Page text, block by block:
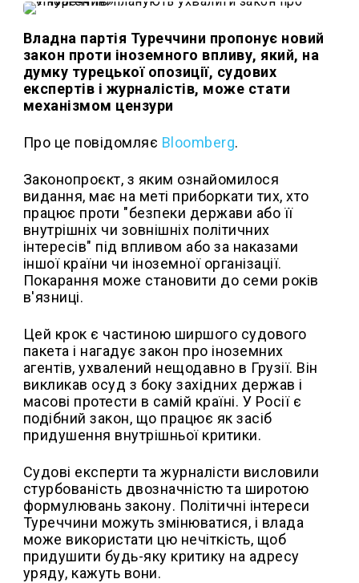
Владна партія Туреччини пропонує новий
закон проти іноземного впливу, який, на
думку турецької опозиції, судових
експертів і журналістів, може стати
механізмом цензури
Про це повідомляє Bloomberg.
Законопроєкт, з яким ознайомилося
видання, має на меті приборкати тих, хто
працює проти "безпеки держави або її
внутрішніх чи зовнішніх політичних
інтересів" під впливом або за наказами
іншої країни чи іноземної організації.
Покарання може становити до семи років
в'язниці.
Цей крок є частиною ширшого судового
пакета і нагадує закон про іноземних
агентів, ухвалений нещодавно в Грузії. Він
викликав осуд з боку західних держав і
масові протести в самій країні. У Росії є
подібний закон, що працює як засіб
придушення внутрішньої критики.
Судові експерти та журналісти висловили
стурбованість двозначністю та широтою
формулювань закону. Політичні інтереси
Туреччини можуть змінюватися, і влада
може використати цю нечіткість, щоб
придушити будь-яку критику на адресу
уряду, кажуть вони.